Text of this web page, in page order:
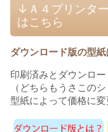
↓Ａ４プリンタ
はこちら
ダウンロード版の型
印刷済みとダウンロ
（どちらもうさこのシ
型紙によって価格に